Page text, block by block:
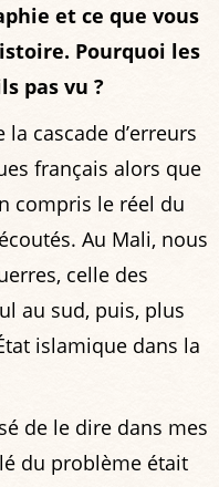
et ce que vous
Pourquoi les
pas vu ?
cascade d’erreurs
français alors que
compris le réel du
Au Mali, nous
celle des
au sud, puis, plus
islamique dans la
de le dire dans mes
du problème était